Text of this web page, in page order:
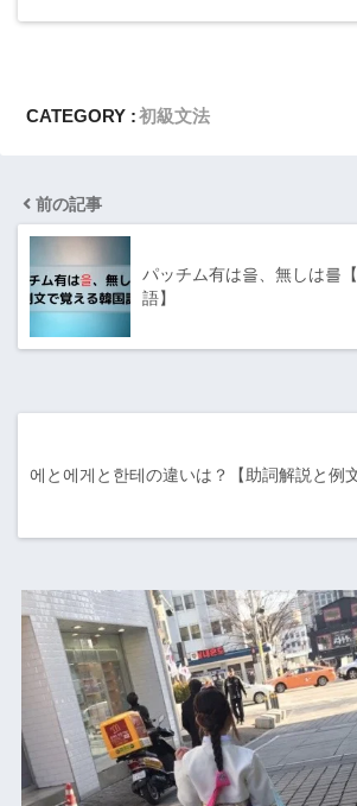
CATEGORY :初級文法
前の記事
パッチム有は을、無しは를
語】
에と에게と한테の違いは？【助詞解説と例文